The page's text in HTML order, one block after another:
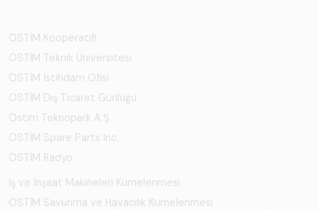
OSTİM Kooperatifi
OSTİM Teknik Üniversitesi
OSTİM İstihdam Ofisi
OSTİM Dış Ticaret Günlüğü
Ostim Teknopark A.Ş.
OSTİM Spare Parts Inc.
OSTİM Radyo
İş ve İnşaat Makineleri Kümelenmesi
OSTİM Savunma ve Havacılık Kümelenmesi